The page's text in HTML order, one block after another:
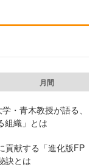
月間
・青木教授が語る、
組織」とは
貢献する「進化版FP
訣とは